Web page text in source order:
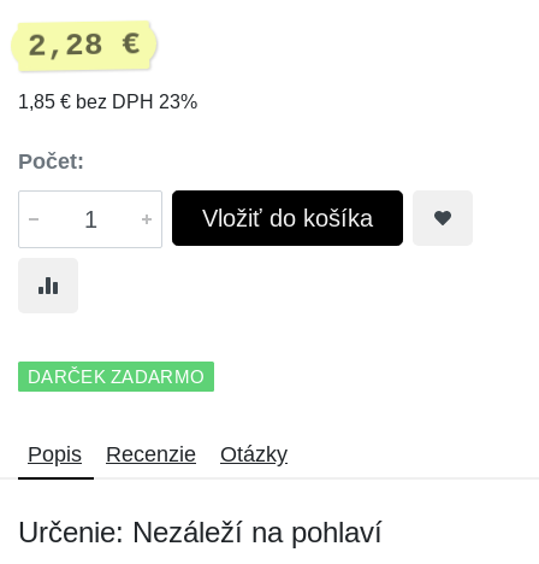
2,28 €
1,85 € bez DPH 23%
Počet:
Vložiť do košíka
DARČEK ZADARMO
Popis Recenzie Otázky
Určenie: Nezáleží na pohlaví